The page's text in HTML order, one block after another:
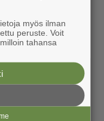
myös ilman
peruste. Voit
tahansa